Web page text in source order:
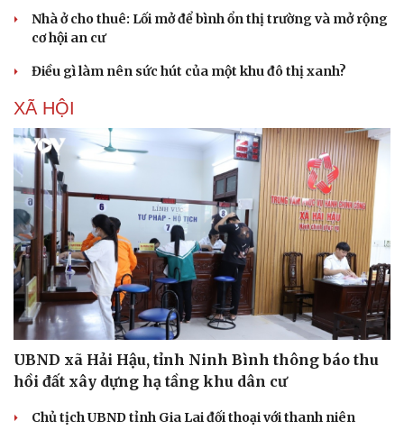
Nam khoa
Làm đẹp - giảm cân
Phòng mạch online
Ăn sạch sống khỏe
Nhà ở cho thuê: Lối mở để bình ổn thị trường và mở rộng
cơ hội an cư
Điều gì làm nên sức hút của một khu đô thị xanh?
XÃ HỘI
UBND xã Hải Hậu, tỉnh Ninh Bình thông báo thu
hồi đất xây dựng hạ tầng khu dân cư
Chủ tịch UBND tỉnh Gia Lai đối thoại với thanh niên